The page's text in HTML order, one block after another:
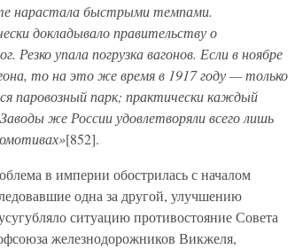
нарастала быстрыми темпами.
докладывало правительству о
упала погрузка вагонов. Если в ноябре
то на это же время в 1917 году — только
паровозный парк; практически каждый
же России удовлетворяли всего лишь
[852].
в империи обострилась с началом
одна за другой, улучшению
ситуацию противостояние Совета
железнодорожников Викжеля,